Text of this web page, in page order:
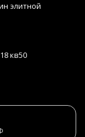
элитной
кв50